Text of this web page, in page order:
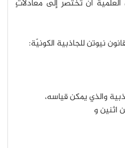
العلميّة أن تُختصر إلى معادلاتٍ
نيوتن للجاذبية الكونيّة:
والذي يمكن قياسه،
اثنين و